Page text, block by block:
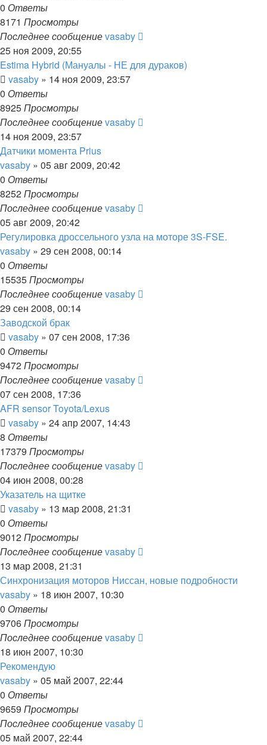
0 Ответы
8171 Просмотры
Последнее сообщениеvasaby
25 ноя 2009, 20:55
Estima Hybrid (Мануалы - НЕ для дураков)
vasaby » 14 ноя 2009, 23:57
0 Ответы
8925Просмотры
Последнее сообщениеvasaby
14 ноя 2009, 23:57
Датчики момента Prius
vasaby » 05 авг 2009, 20:42
0 Ответы
8252Просмотры
Последнее сообщениеvasaby
05 авг 2009, 20:42
Регулировка дроссельного узла на моторе 3S-FSE.
vasaby » 29 сен 2008, 00:14
0 Ответы
15535Просмотры
Последнее сообщениеvasaby
29 сен 2008, 00:14
Заводской брак
vasaby » 07 сен 2008, 17:36
0 Ответы
9472Просмотры
Последнее сообщениеvasaby
07 сен 2008, 17:36
AFR sensor Toyota/Lexus
vasaby » 24 апр 2007, 14:43
8 Ответы
17379 Просмотры
Последнее сообщениеvasaby
04 июн 2008, 00:28
Указатель на щитке
vasaby » 13 мар 2008, 21:31
0 Ответы
9012Просмотры
Последнее сообщениеvasaby
13 мар 2008, 21:31
Синхронизация моторов Ниссан, новые подробности
vasaby » 18 июн 2007, 10:30
0 Ответы
9706Просмотры
Последнее сообщениеvasaby
18 июн 2007, 10:30
Рекомендую
vasaby » 05 май 2007, 22:44
0 Ответы
9659 Просмотры
Последнее сообщениеvasaby
05 май 2007, 22:44